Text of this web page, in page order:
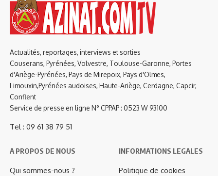
Actualités, reportages, interviews et sorties
Couserans, Pyrénées, Volvestre, Toulouse-Garonne, Portes
d'Ariège-Pyrénées, Pays de Mirepoix, Pays d'Olmes,
Limouxin,Pyrénées audoises, Haute-Ariège, Cerdagne, Capcir,
Conflent
Service de presse en ligne N° CPPAP : 0523 W 93100
Tel : 09 61 38 79 51
A PROPOS DE NOUS
Qui sommes-nous ?
INFORMATIONS LEGALES
Politique de cookies